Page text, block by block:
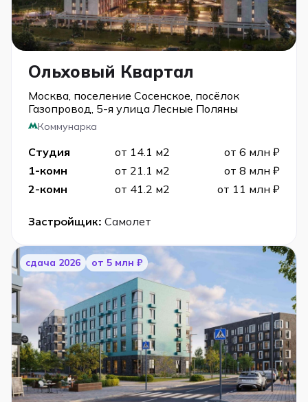
Ольховый Квартал
Москва, поселение Сосенское, посёлок
Газопровод, 5-я улица Лесные Поляны
Коммунарка
Студия от 14.1 м2
от 6 млн ₽
1-комн
от 21.1 м2
от 8 млн ₽
2-комн
от 41.2 м2 от 11 млн ₽
Застройщик: Самолет
cдача 2026 от 5 млн ₽